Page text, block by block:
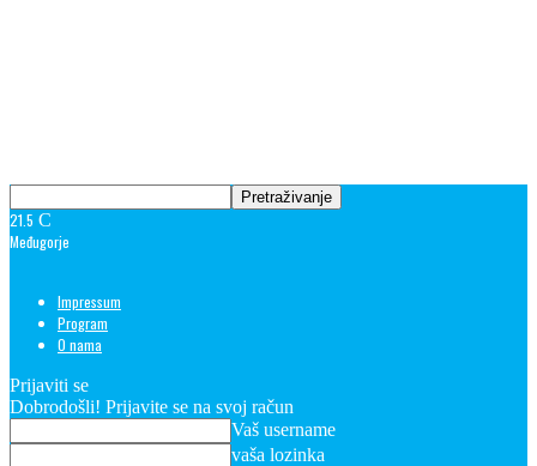
21.5 C
Međugorje
Impressum
Program
O nama
Prijaviti se
Dobrodošli! Prijavite se na svoj račun
Vaš username
vaša lozinka